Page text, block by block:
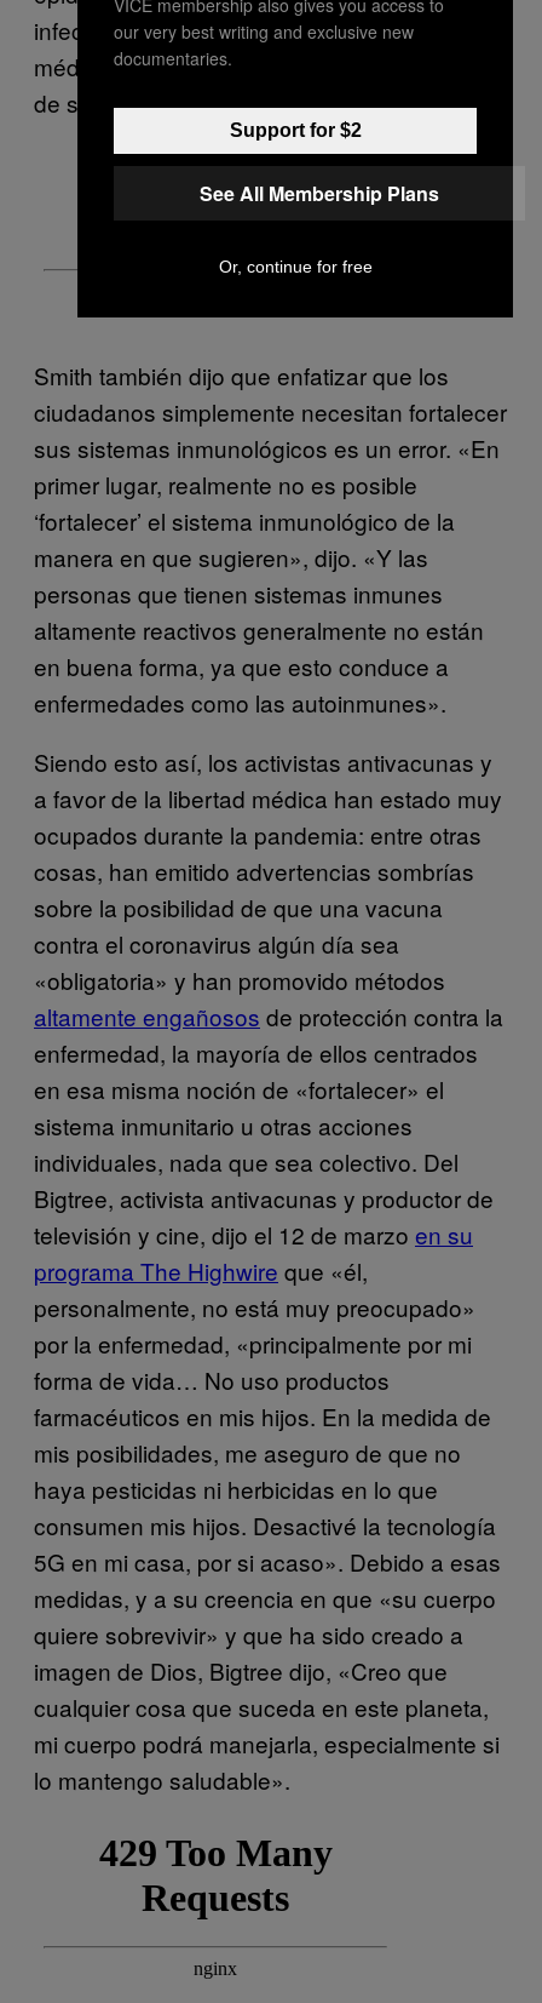
infecciosas zoonóticas. «Si bien la ‘libertad
médica’ puede ser su grito de guerra, la raíz
de sus protestas es contra la vacunación».
Smith también dijo que enfatizar que los
ciudadanos simplemente necesitan fortalecer
sus sistemas inmunológicos es un error. «En
primer lugar, realmente no es posible
‘fortalecer’ el sistema inmunológico de la
manera en que sugieren», dijo. «Y las
personas que tienen sistemas inmunes
altamente reactivos generalmente no están
en buena forma, ya que esto conduce a
enfermedades como las autoinmunes».
Siendo esto así, los activistas antivacunas y
a favor de la libertad médica han estado muy
ocupados durante la pandemia: entre otras
cosas, han emitido advertencias sombrías
sobre la posibilidad de que una vacuna
contra el coronavirus algún día sea
«obligatoria» y han promovido métodos
altamente engañosos de protección contra la
enfermedad, la mayoría de ellos centrados
en esa misma noción de «fortalecer» el
sistema inmunitario u otras acciones
individuales, nada que sea colectivo. Del
Bigtree, activista antivacunas y productor de
televisión y cine, dijo el 12 de marzo en su
programa The Highwire que «él,
personalmente, no está muy preocupado»
por la enfermedad, «principalmente por mi
forma de vida… No uso productos
farmacéuticos en mis hijos. En la medida de
mis posibilidades, me aseguro de que no
haya pesticidas ni herbicidas en lo que
consumen mis hijos. Desactivé la tecnología
5G en mi casa, por si acaso». Debido a esas
medidas, y a su creencia en que «su cuerpo
quiere sobrevivir» y que ha sido creado a
imagen de Dios, Bigtree dijo, «Creo que
cualquier cosa que suceda en este planeta,
mi cuerpo podrá manejarla, especialmente si
lo mantengo saludable».
our very best writing and exclusive new
documentaries.
Support for $2
See All Membership Plans
Or, continue for free